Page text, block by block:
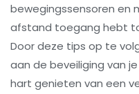
bewegingssensoren en
afstand toegang hebt
Door deze tips op te
aan de beveiliging van
hart genieten van een